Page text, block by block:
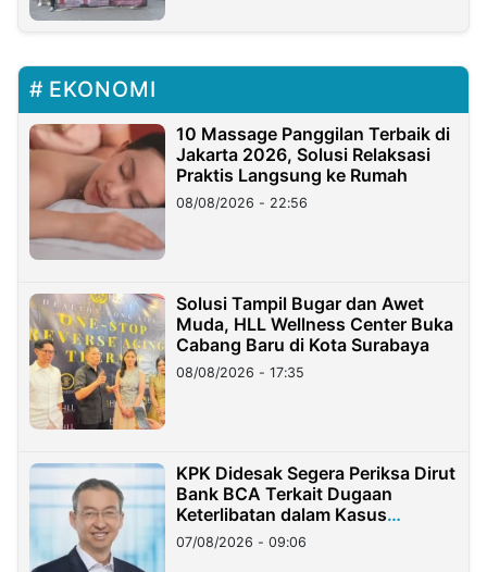
EKONOMI
10 Massage Panggilan Terbaik di
Jakarta 2026, Solusi Relaksasi
Praktis Langsung ke Rumah
08/08/2026 - 22:56
Solusi Tampil Bugar dan Awet
Muda, HLL Wellness Center Buka
Cabang Baru di Kota Surabaya
08/08/2026 - 17:35
KPK Didesak Segera Periksa Dirut
Bank BCA Terkait Dugaan
Keterlibatan dalam Kasus
Hilangnya Dana Nasabah Rp2,58
Miliar
07/08/2026 - 09:06